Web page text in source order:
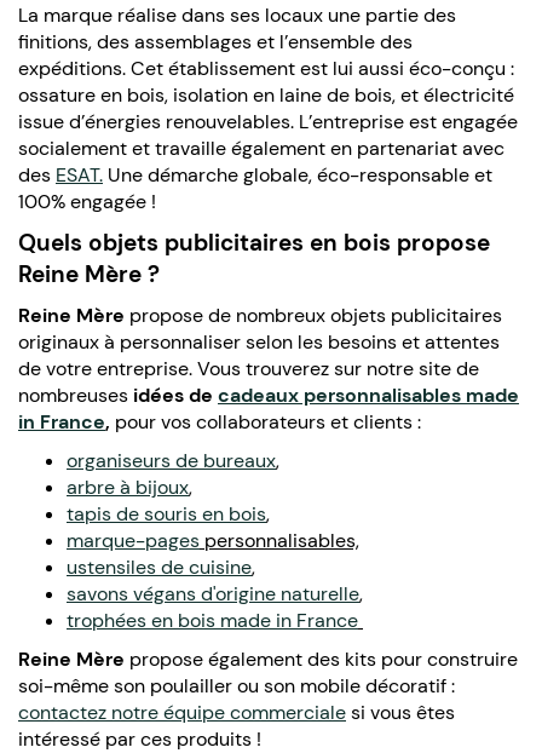
La marque réalise dans ses locaux une partie des
finitions, des assemblages et l’ensemble des
expéditions. Cet établissement est lui aussi éco-conçu :
ossature en bois, isolation en laine de bois, et électricité
issue d’énergies renouvelables. L’entreprise est engagée
socialement et travaille également en partenariat avec
des ESAT. Une démarche globale, éco-responsable et
100% engagée !
Quels objets publicitaires en bois propose
Reine Mère ?
Reine Mère propose de nombreux objets publicitaires
originaux à personnaliser selon les besoins et attentes
de votre entreprise. Vous trouverez sur notre site de
nombreuses idées de cadeaux personnalisables made
in France, pour vos collaborateurs et clients :
organiseurs de bureaux,
arbre à bijoux,
tapis de souris en bois,
marque-pages personnalisables,
ustensiles de cuisine,
savons végans d'origine naturelle,
trophées en bois made in France
Reine Mère propose également des kits pour construire
soi-même son poulailler ou son mobile décoratif :
contactez notre équipe commercialesi vous êtes
intéressé par ces produits !